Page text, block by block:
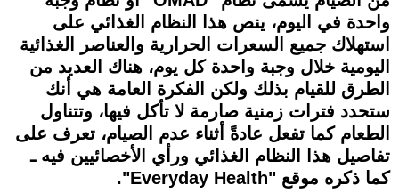
واحدة في اليوم، ينص هذا النظام الغذائي على
استهلاك جميع السعرات الحرارية والعناصر الغذائية
اليومية خلال وجبة واحدة كل يوم، هناك العديد من
الطرق للقيام بذلك ولكن الفكرة العامة هي أنك
ستحدد فترات زمنية صارمة لا تأكل فيها، وتتناول
الطعام كما تفعل عادةً أثناء عدم الصيام، تعرف على
تفاصيل هذا النظام الغذائي ورأي الأخصائيين فيه ـ
كما ذكره موقع "Everyday Health".